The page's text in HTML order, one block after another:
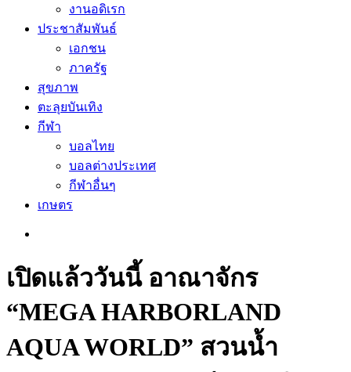
งานอดิเรก
ประชาสัมพันธ์
เอกชน
ภาครัฐ
สุขภาพ
ตะลุยบันเทิง
กีฬา
บอลไทย
บอลต่างประเทศ
กีฬาอื่นๆ
เกษตร
เปิดแล้ววันนี้ อาณาจักร
“MEGA HARBORLAND
AQUA WORLD” สวนน้ำ